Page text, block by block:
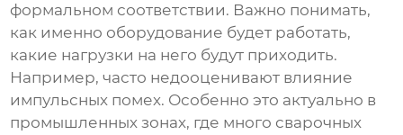
формальном соответствии. Важно понимать,
как именно оборудование будет работать,
какие нагрузки на него будут приходить.
Например, часто недооценивают влияние
импульсных помех. Особенно это актуально в
промышленных зонах, где много сварочных